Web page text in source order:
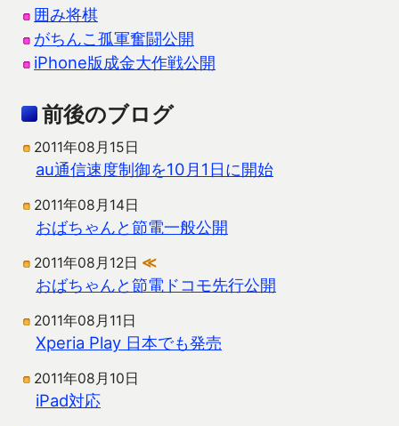
囲み将棋
がちんこ孤軍奮闘公開
iPhone版成金大作戦公開
前後のブログ
2011年08月15日
au通信速度制御を10月1日に開始
2011年08月14日
おばちゃんと節電一般公開
2011年08月12日 ≪
おばちゃんと節電ドコモ先行公開
2011年08月11日
Xperia Play 日本でも発売
2011年08月10日
iPad対応